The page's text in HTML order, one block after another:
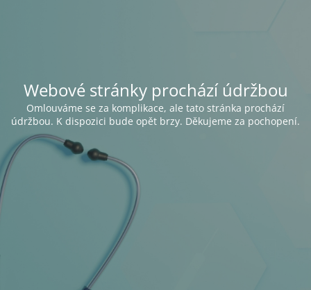
Webové stránky prochází údržbou
Omlouváme se za komplikace, ale tato stránka prochází
údržbou. K dispozici bude opět brzy. Děkujeme za pochopení.